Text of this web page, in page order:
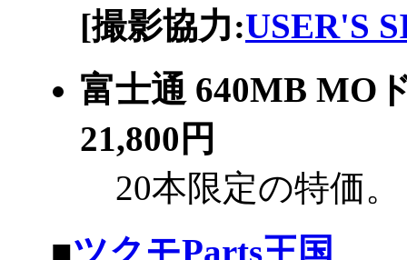
[撮影協力:USER'S
富士通 640MB MO
21,800円
20本限定の特価。
■ツクモParts王国